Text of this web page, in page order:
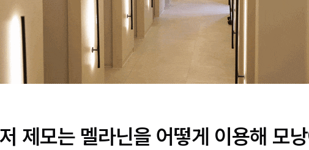
제모는 멜라닌을 어떻게 이용해 모